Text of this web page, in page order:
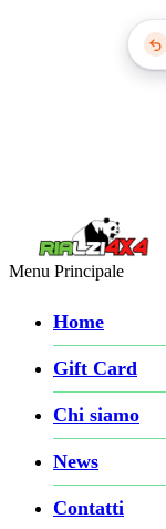
Menu Principale
Home
Gift Card
Chi siamo
News
Contatti